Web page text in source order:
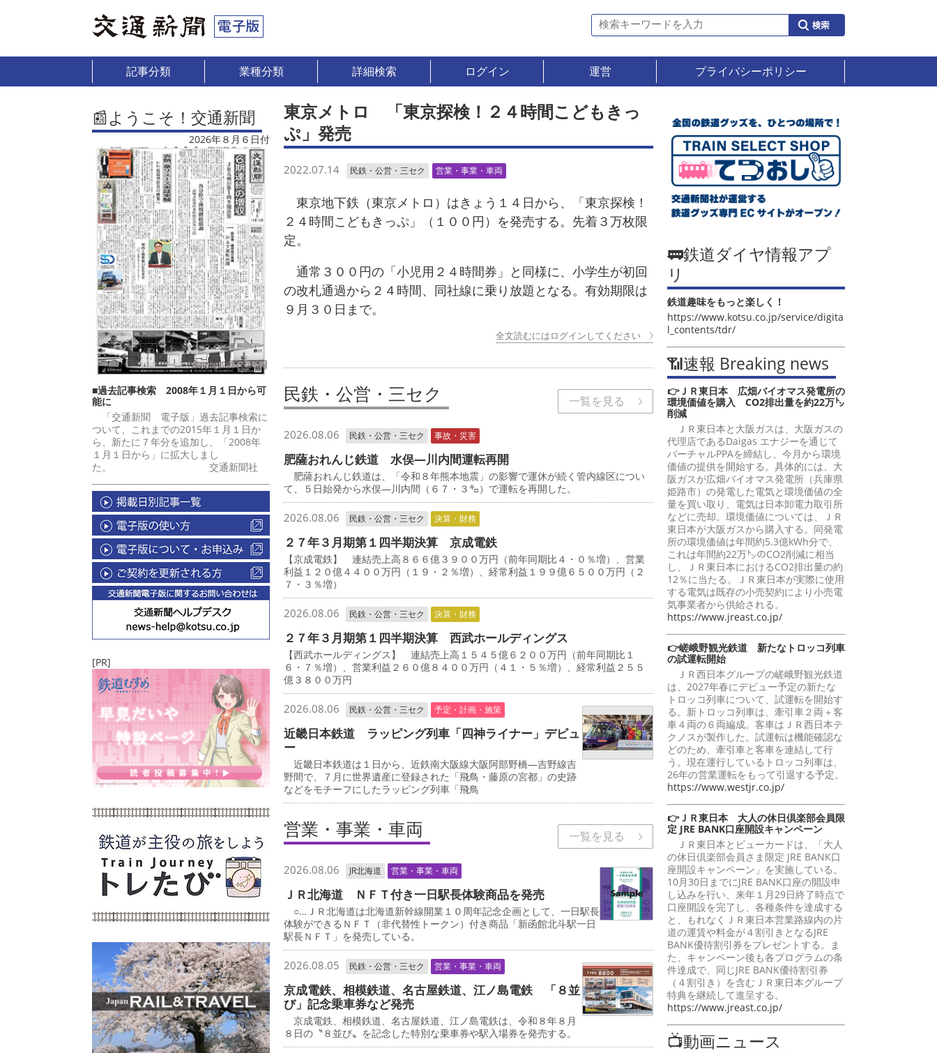
記事分類 業種分類 詳細検索 ログイン 運営 プライバシーポリシー
📰ようこそ！交通新聞
2026年８月６日付
■過去記事検索 2008年１月１日から可
能に
「交通新聞 電子版」過去記事検索に
ついて、これまでの2015年１月１日か
ら、新たに７年分を追加し、「2008年
１月１日から」に拡大しまし
た。 交通新聞社
[PR]
東京メトロ 「東京探検！２４時間こどもきっ
ぷ」発売
2022.07.14 民鉄・公営・三セク 営業・事業・車両
東京地下鉄（東京メトロ）はきょう１４日から、「東京探検！
２４時間こどもきっぷ」（１００円）を発売する。先着３万枚限
定。
通常３００円の「小児用２４時間券」と同様に、小学生が初回
の改札通過から２４時間、同社線に乗り放題となる。有効期限は
９月３０日まで。
全文読むにはログインしてください
民鉄・公営・三セク 一覧を見る
2026.08.06 民鉄・公営・三セク 事故・災害
肥薩おれんじ鉄道 水俣―川内間運転再開
肥薩おれんじ鉄道は、「令和８年熊本地震」の影響で運休が続く管内線区につい
て、５日始発から水俣―川内間（６７・３㌔）で運転を再開した。
2026.08.06 民鉄・公営・三セク 決算・財務
２７年３月期第１四半期決算 京成電鉄
【京成電鉄】 連結売上高８６６億３９００万円（前年同期比４・０％増）、営業
利益１２０億４４００万円（１９・２％増）、経常利益１９９億６５００万円（２
７・３％増）
2026.08.06 民鉄・公営・三セク 決算・財務
２７年３月期第１四半期決算 西武ホールディングス
【西武ホールディングス】 連結売上高１５４５億６２００万円（前年同期比１
６・７％増）、営業利益２６０億８４００万円（４１・５％増）、経常利益２５５
億３８００万円
2026.08.06 民鉄・公営・三セク 予定・計画・施策
近畿日本鉄道 ラッピング列車「四神ライナー」デビュ
ー
近畿日本鉄道は１日から、近鉄南大阪線大阪阿部野橋―吉野線吉
野間で、７月に世界遺産に登録された「飛鳥・藤原の宮都」の史跡
などをモチーフにしたラッピング列車「飛鳥
営業・事業・車両 一覧を見る
2026.08.06 JR北海道 営業・事業・車両
ＪＲ北海道 ＮＦＴ付き一日駅長体験商品を発売
○…ＪＲ北海道は北海道新幹線開業１０周年記念企画として、一日駅長
体験ができるＮＦＴ（非代替性トークン）付き商品「新函館北斗駅一日
駅長ＮＦＴ」を発売している。
2026.08.05 民鉄・公営・三セク 営業・事業・車両
京成電鉄、相模鉄道、名古屋鉄道、江ノ島電鉄 「８並
び」記念乗車券など発売
京成電鉄、相模鉄道、名古屋鉄道、江ノ島電鉄は、令和８年８月
８日の〝８並び〟を記念した特別な乗車券や駅入場券を発売する。
🚃鉄道ダイヤ情報アプ
リ
鉄道趣味をもっと楽しく！
https://www.kotsu.co.jp/service/digita
l_contents/tdr/
📶速報 Breaking news
👉ＪＲ東日本 広畑バイオマス発電所の
環境価値を購入 CO2排出量を約22万㌧
削減
ＪＲ東日本と大阪ガスは、大阪ガスの
代理店であるDaigas エナジーを通じて
バーチャルPPAを締結し、今月から環境
価値の提供を開始する。具体的には、大
阪ガスが広畑バイオマス発電所（兵庫県
姫路市）の発電した電気と環境価値の全
量を買い取り、電気は日本卸電力取引所
などに売却。環境価値については、ＪＲ
東日本が大阪ガスから購入する。同発電
所の環境価値は年間約5.3億kWh分で、
これは年間約22万㌧のCO2削減に相当
し、ＪＲ東日本におけるCO2排出量の約
12％に当たる。ＪＲ東日本が実際に使用
する電気は既存の小売契約により小売電
気事業者から供給される。
https://www.jreast.co.jp/
👉嵯峨野観光鉄道 新たなトロッコ列車
の試運転開始
ＪＲ西日本グループの嵯峨野観光鉄道
は、2027年春にデビュー予定の新たな
トロッコ列車について、試運転を開始す
る。新トロッコ列車は、牽引車２両＋客
車４両の６両編成。客車はＪＲ西日本テ
クノスが製作した。試運転は機能確認な
どのため、牽引車と客車を連結して行
う。現在運行しているトロッコ列車は、
26年の営業運転をもって引退する予定。
https://www.westjr.co.jp/
👉ＪＲ東日本 大人の休日倶楽部会員限
定 JRE BANK口座開設キャンペーン
ＪＲ東日本とビューカードは、「大人
の休日倶楽部会員さま限定 JRE BANK口
座開設キャンペーン」を実施している。
10月30日までにJRE BANK口座の開設申
し込みを行い、来年１月29日終了時点で
口座開設を完了し、各種条件を達成する
と、もれなくＪＲ東日本営業路線内の片
道の運賃や料金が４割引きとなるJRE
BANK優待割引券をプレゼントする。ま
た、キャンペーン後も各プログラムの条
件達成で、同じJRE BANK優待割引券
（４割引き）を含むＪＲ東日本グループ
特典を継続して進呈する。
https://www.jreast.co.jp/
📺動画ニュース